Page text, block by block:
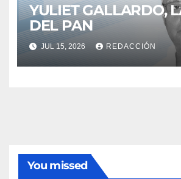
YULIET GALLARDO,
DEL PAN
JUL 15, 2026 REDACCIÓN
You missed